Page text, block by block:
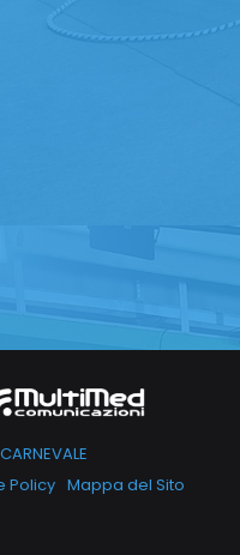
Policy Mappa del Sito